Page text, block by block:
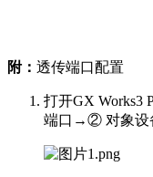
附： 透传端口配置
打开GX Works3
端口→② 对象设